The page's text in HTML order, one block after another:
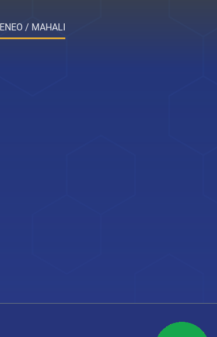
ENEO / MAHALI